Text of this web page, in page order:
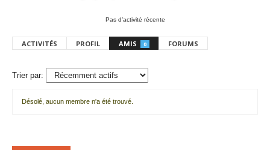
Pas d’activité récente
ACTIVITÉS PROFIL AMIS 0 FORUMS
Trier par:
amis
Désolé, aucun membre n'a été trouvé.